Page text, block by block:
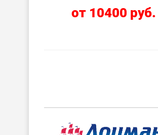
от 10400 руб.